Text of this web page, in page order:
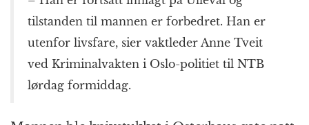
tilstanden til mannen er forbedret. Han er
utenfor livsfare, sier vaktleder Anne Tveit
ved Kriminalvakten i Oslo-politiet til NTB
lørdag formiddag.